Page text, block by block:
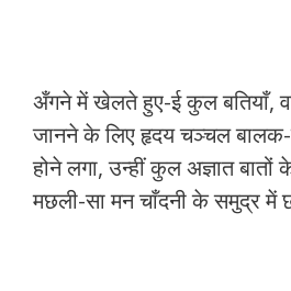
अँगने में खेलते हुए-ई कुल बतियाँ,
जानने के लिए हृदय चञ्चल
होने लगा, उन्हीं कुल अज्ञात
मछली-सा मन चाँदनी के समुद्र में